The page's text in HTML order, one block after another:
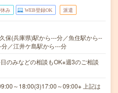
み WEB登録OK 派遣
保(兵庫県)駅から---分／魚住駅から--
／江井ケ島駅から---分
のみなどの相談もOK※週3のご相談
～18:00(3)17:00～09:00※ 上記は